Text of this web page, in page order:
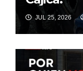
JUL 25, 2026